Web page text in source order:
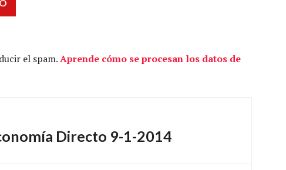
el spam.Aprende cómo se procesan los datos de
Directo 9-1-2014